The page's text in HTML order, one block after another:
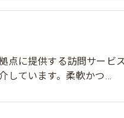
点に提供する訪問サービ
しています。柔軟かつ…